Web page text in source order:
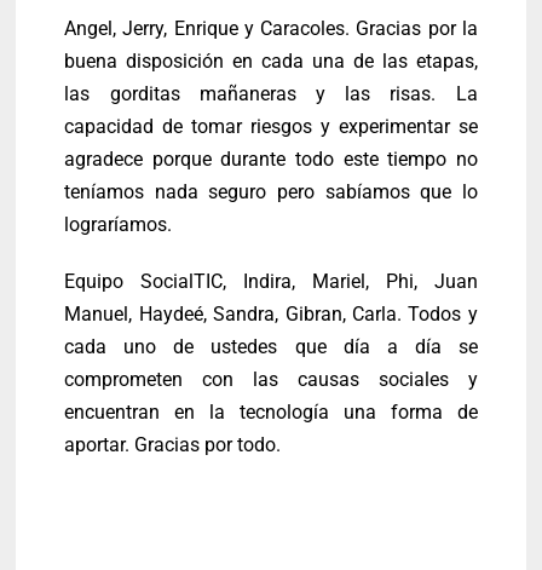
Angel, Jerry, Enrique y Caracoles. Gracias por la
buena disposición en cada una de las etapas,
las gorditas mañaneras y las risas. La
capacidad de tomar riesgos y experimentar se
agradece porque durante todo este tiempo no
teníamos nada seguro pero sabíamos que lo
lograríamos.
Equipo SocialTIC, Indira, Mariel, Phi, Juan
Manuel, Haydeé, Sandra, Gibran, Carla. Todos y
cada uno de ustedes que día a día se
comprometen con las causas sociales y
encuentran en la tecnología una forma de
aportar. Gracias por todo.